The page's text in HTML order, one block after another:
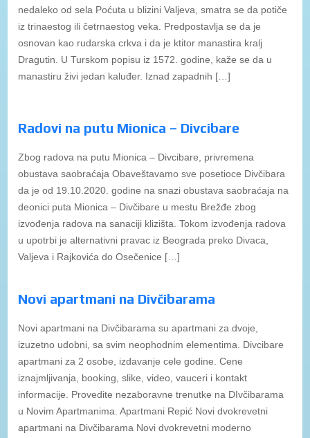
nedaleko od sela Poćuta u blizini Valjeva, smatra se da potiče
iz trinaestog ili četrnaestog veka. Predpostavlja se da je
osnovan kao rudarska crkva i da je ktitor manastira kralj
Dragutin. U Turskom popisu iz 1572. godine, kaže se da u
manastiru živi jedan kaluđer. Iznad zapadnih […]
Radovi na putu Mionica – Divcibare
Zbog radova na putu Mionica – Divcibare, privremena
obustava saobraćaja Obaveštavamo sve posetioce Divčibara
da je od 19.10.2020. godine na snazi obustava saobraćaja na
deonici puta Mionica – Divčibare u mestu Brežđe zbog
izvođenja radova na sanaciji klizišta. Tokom izvođenja radova
u upotrbi je alternativni pravac iz Beograda preko Divaca,
Valjeva i Rajkovića do Osečenice […]
Novi apartmani na Divčibarama
Novi apartmani na Divčibarama su apartmani za dvoje,
izuzetno udobni, sa svim neophodnim elementima. Divcibare
apartmani za 2 osobe, izdavanje cele godine. Cene
iznajmljivanja, booking, slike, video, vauceri i kontakt
informacije. Provedite nezaboravne trenutke na DIvčibarama
u Novim Apartmanima. Apartmani Repić Novi dvokrevetni
apartmani na Divčibarama Novi dvokrevetni moderno